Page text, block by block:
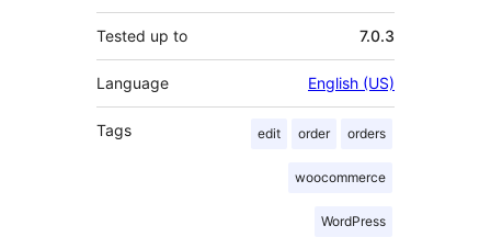
Tested up to 7.0.3
Language English (US)
Tags edit order orders
woocommerce
WordPress